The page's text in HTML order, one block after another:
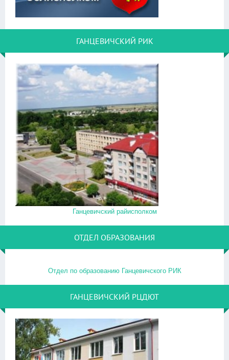
ГАНЦЕВИЧСКИЙ РИК
Ганцевичский райисполком
ОТДЕЛ ОБРАЗОВАНИЯ
Отдел по образованию Ганцевичского РИК
ГАНЦЕВИЧСКИЙ РЦДЮТ